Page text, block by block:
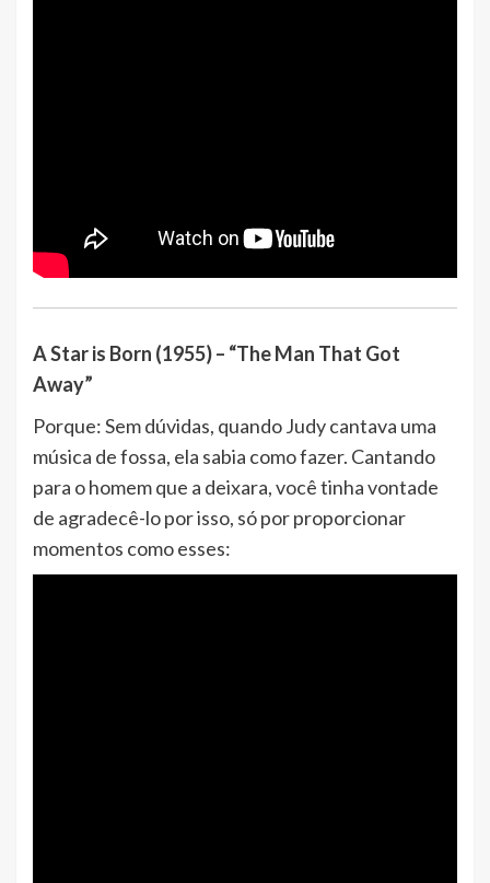
A Star is Born (1955) – “The Man That Got
Away”
Porque: Sem dúvidas, quando Judy cantava uma
música de fossa, ela sabia como fazer. Cantando
para o homem que a deixara, você tinha vontade
de agradecê-lo por isso, só por proporcionar
momentos como esses: